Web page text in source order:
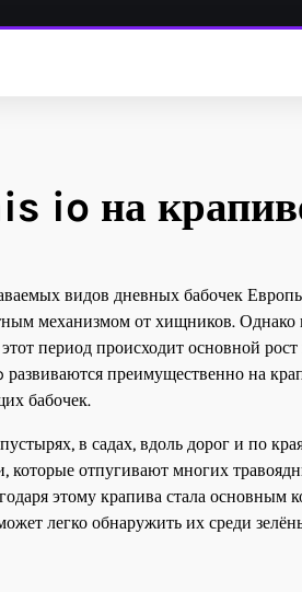
io на
видов дневных бабочек
механизмом от хищников. Однако
период происходит основной рост
преимущественно на
бабочек.
в садах, вдоль дорог и по
которые отпугивают многих
этому крапива стала основным
легко обнаружить их среди